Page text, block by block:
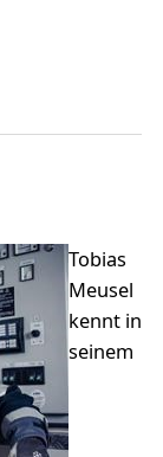
Tobias
Meusel
kennt in
seinem